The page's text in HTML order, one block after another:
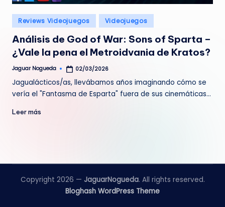
d
aPublicado
en
Reviews Videojuegos Videojuegos
Análisis de God of War: Sons of Sparta –
¿Vale la pena el Metroidvania de Kratos?
Publicado
Jaguar Nogueda 02/03/2026
Jagualácticos/as, llevábamos años imaginando cómo se
vería el "Fantasma de Esparta" fuera de sus cinemáticas…
Leer más
Copyright 2026 — JaguarNogueda. All rights reserved.
Bloghash WordPress Theme